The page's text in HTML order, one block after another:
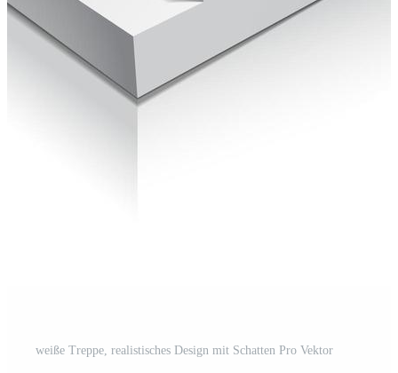
weiße Treppe, realistisches Design mit Schatten Pro Vektor